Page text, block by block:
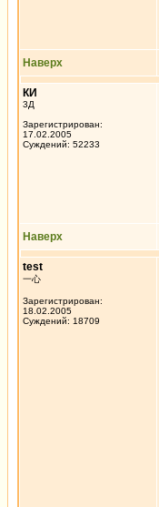
Наверх
КИ
3Д
Зарегистрирован:
17.02.2005
Суждений: 52233
Наверх
test
一心
Зарегистрирован:
18.02.2005
Суждений: 18709